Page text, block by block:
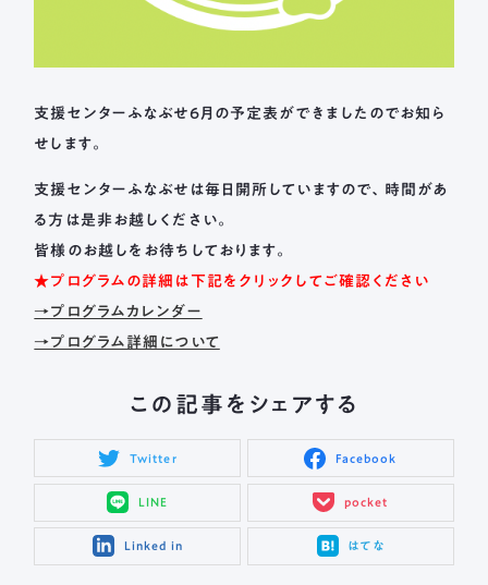
支援センターふなぶせ6月の予定表ができましたのでお知ら
せします。
支援センターふなぶせは毎日開所していますので、時間があ
る方は是非お越しください。
皆様のお越しをお待ちしております。
★プログラムの詳細は下記をクリックしてご確認ください
→プログラムカレンダー
→プログラム詳細について
この記事をシェアする
Twitter Facebook
LINE pocket
Linked in はてな